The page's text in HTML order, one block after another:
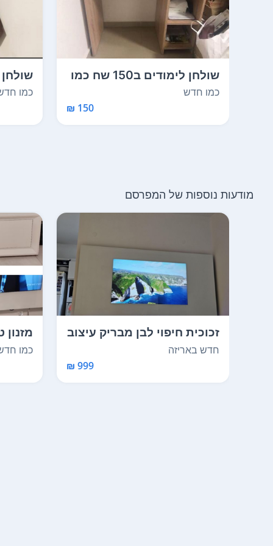
שולחן לימודים ב150 שח כמו
חדש בלי שריטה ...
כמו חדש
150 ₪
1.20 מגירה ...
כמו
מודעות נוספות של המפרסם
זכוכית חיפוי לבן מבריק עיצוב
איטלקי אורך...
חדש באריזה
999 ₪
מזנון
כמו